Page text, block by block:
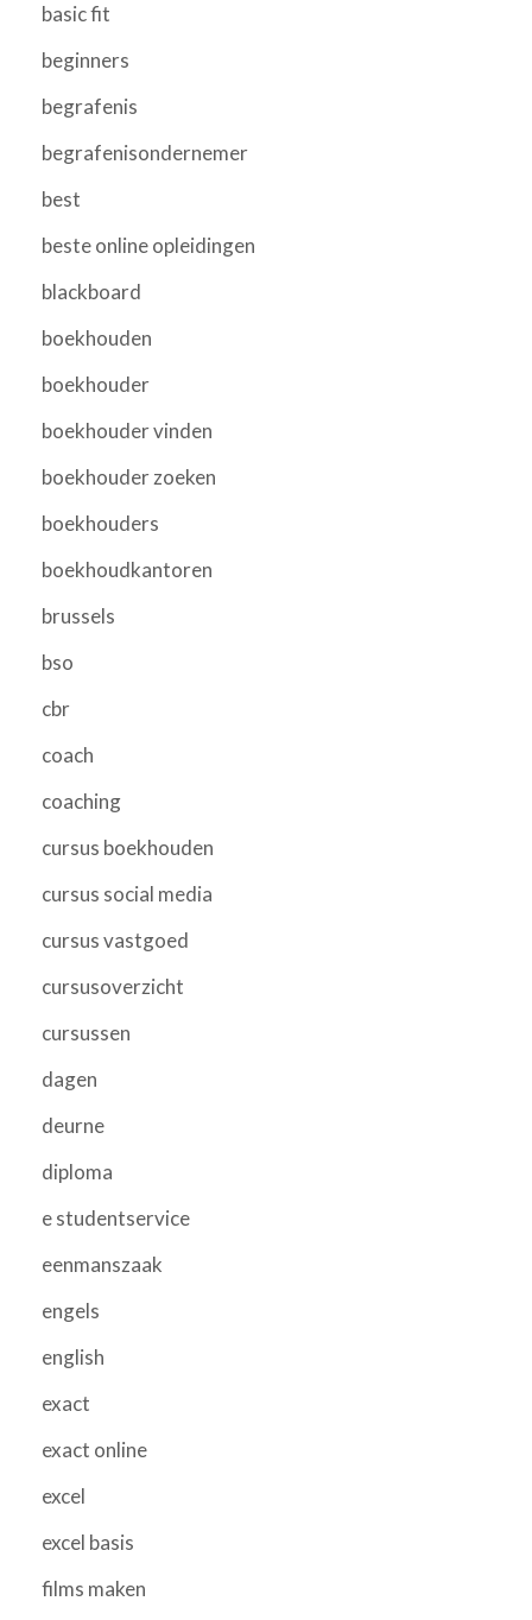
basic fit
beginners
begrafenis
begrafenisondernemer
best
beste online opleidingen
blackboard
boekhouden
boekhouder
boekhouder vinden
boekhouder zoeken
boekhouders
boekhoudkantoren
brussels
bso
cbr
coach
coaching
cursus boekhouden
cursus social media
cursus vastgoed
cursusoverzicht
cursussen
dagen
deurne
diploma
e studentservice
eenmanszaak
engels
english
exact
exact online
excel
excel basis
films maken